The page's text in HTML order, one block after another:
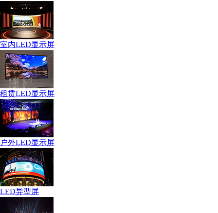
室内LED显示屏
租赁LED显示屏
户外LED显示屏
LED异型屏